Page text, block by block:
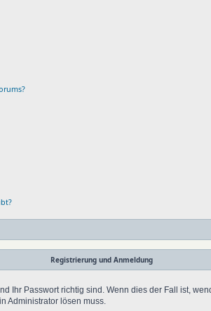
Registrierung und Anmeldung
Ihr Passwort richtig sind. Wenn dies der Fall ist,
Administrator lösen muss.